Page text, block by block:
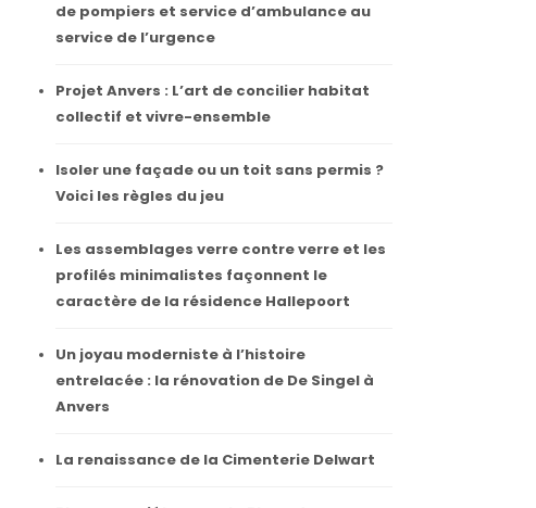
de pompiers et service d’ambulance au
service de l’urgence
Projet Anvers : L’art de concilier habitat
collectif et vivre-ensemble
Isoler une façade ou un toit sans permis ?
Voici les règles du jeu
Les assemblages verre contre verre et les
profilés minimalistes façonnent le
caractère de la résidence Hallepoort
Un joyau moderniste à l’histoire
entrelacée : la rénovation de De Singel à
Anvers
La renaissance de la Cimenterie Delwart